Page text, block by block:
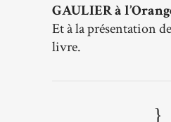
GAULIER à
Et à la présentation
livre.